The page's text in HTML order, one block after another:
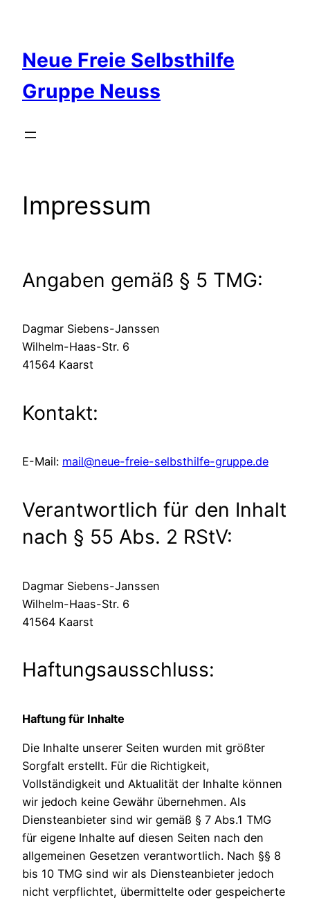
springen
Neue Freie Selbsthilfe
Gruppe Neuss
Impressum
Angaben gemäß § 5 TMG:
Dagmar Siebens-Janssen
Wilhelm-Haas-Str. 6
41564 Kaarst
Kontakt:
E-Mail: mail@neue-freie-selbsthilfe-gruppe.de
Verantwortlich für den Inhalt
nach § 55 Abs. 2 RStV:
Dagmar Siebens-Janssen
Wilhelm-Haas-Str. 6
41564 Kaarst
Haftungsausschluss:
Haftung für Inhalte
Die Inhalte unserer Seiten wurden mit größter
Sorgfalt erstellt. Für die Richtigkeit,
Vollständigkeit und Aktualität der Inhalte können
wir jedoch keine Gewähr übernehmen. Als
Diensteanbieter sind wir gemäß § 7 Abs.1 TMG
für eigene Inhalte auf diesen Seiten nach den
allgemeinen Gesetzen verantwortlich. Nach §§ 8
bis 10 TMG sind wir als Diensteanbieter jedoch
nicht verpflichtet, übermittelte oder gespeicherte